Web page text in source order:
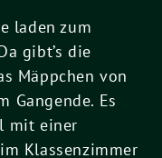
laden zum
gibt’s die
Mäppchen von
Gangende. Es
mit einer
Klassenzimmer